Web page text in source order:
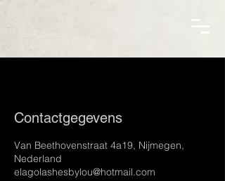
Contactgegevens
Van Beethovenstraat 4a19, Nijmegen,
Nederland
elagolashesbylou@hotmail.com